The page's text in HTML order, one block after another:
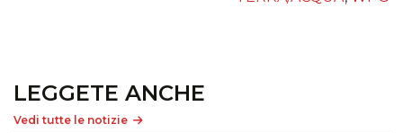
LEGGETE ANCHE
Vedi tutte le notizie